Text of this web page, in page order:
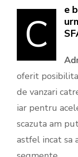
C
e
oferit
de vanzari
iar pentru
scazuta am
astfel incat sa